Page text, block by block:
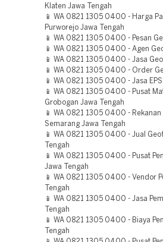
Klaten Jawa Tengah
📱 WA 0821 1305 0400 - Harga
Purworejo Jawa Tengah
📱 WA 0821 1305 0400 - Pesan
📱 WA 0821 1305 0400 - Agen
📱 WA 0821 1305 0400 - Jasa
📱 WA 0821 1305 0400 - Order
📱 WA 0821 1305 0400 - Jasa
📱 WA 0821 1305 0400 - Pusat
Grobogan Jawa Tengah
📱 WA 0821 1305 0400 -
Semarang Jawa Tengah
📱 WA 0821 1305 0400 - Jual
Tengah
📱 WA 0821 1305 0400 - Pusat
Jawa Tengah
📱 WA 0821 1305 0400 - Vendor
Tengah
📱 WA 0821 1305 0400 - Jasa
Tengah
📱 WA 0821 1305 0400 - Biaya
Tengah